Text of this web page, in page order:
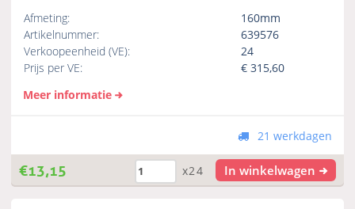
Afmeting:
160mm
Artikelnummer:
639576
Verkoopeenheid (VE):
24
Prijs per VE:
€315,60
Meer informatie
21 werkdagen
€13,15 x24 In winkelwagen